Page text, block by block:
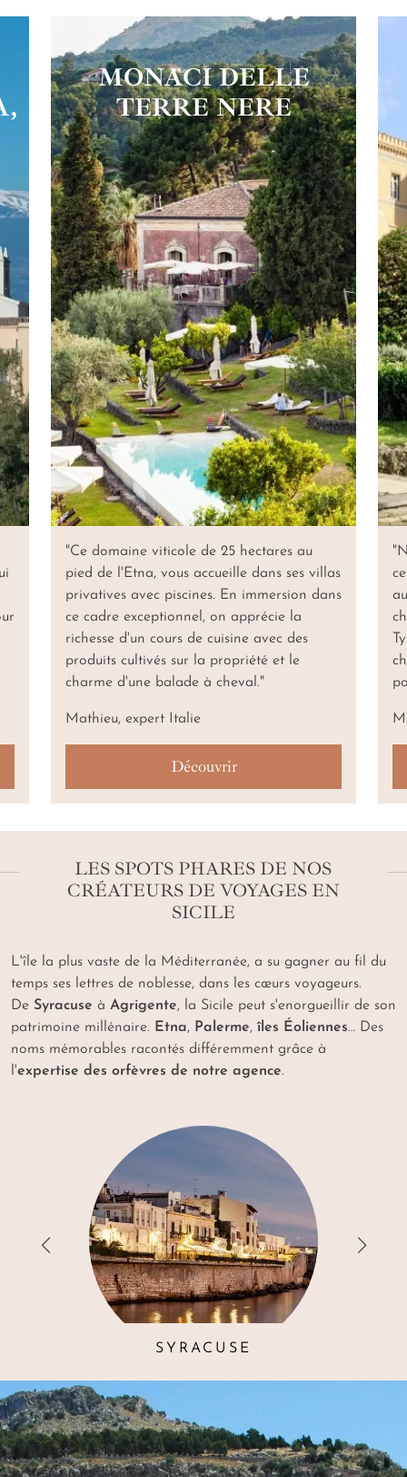
MONACI DELLE
TERRE NERE
"Ce domaine viticole de 25 hectares au
pied de l'Etna, vous accueille dans ses villas
privatives avec piscines. En immersion dans
ce cadre exceptionnel, on apprécie la
richesse d'un cours de cuisine avec des
produits cultivés sur la propriété et le
charme d'une balade à cheval."
Mathieu, expert Italie
Découvrir
LES SPOTS PHARES DE NOS
CRÉATEURS DE VOYAGES EN
SICILE
L'île la plus vaste de la Méditerranée, a su gagner au fil du
temps ses lettres de noblesse, dans les cœurs voyageurs.
De Syracuse à Agrigente, la Sicile peut s'enorgueillir de son
patrimoine millénaire. Etna, Palerme,îles Éoliennes… Des
noms mémorables racontés différemment grâce à
l'expertise des orfèvres de notre agence.
SYRACUSE